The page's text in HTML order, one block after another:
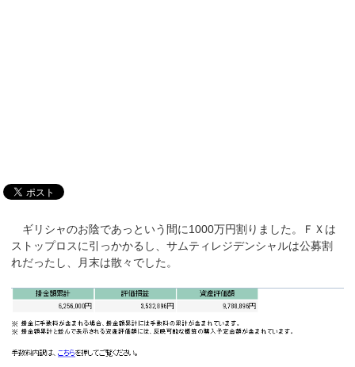
ギリシャのお陰であっという間に1000万円割りました。ＦＸは
ストップロスに引っかかるし、サムティレジデンシャルは公募割
れだったし、月末は散々でした。